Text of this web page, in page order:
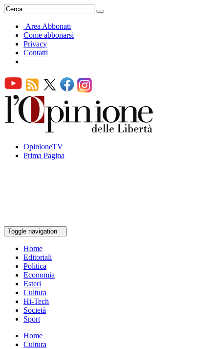
Area Abbonati
Come abbonarsi
Privacy
Contatti
OpinioneTV
Prima Pagina
Toggle navigation
Home
Editoriali
Politica
Economia
Esteri
Cultura
Hi-Tech
Società
Sport
Home
Cultura